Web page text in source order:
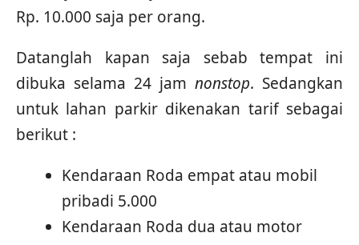
Rp. 10.000 saja per orang.
Datanglah kapan saja sebab tempat ini
dibuka selama 24 jam nonstop. Sedangkan
untuk lahan parkir dikenakan tarif sebagai
berikut :
Kendaraan Roda empat atau mobil
pribadi 5.000
Kendaraan Roda dua atau motor